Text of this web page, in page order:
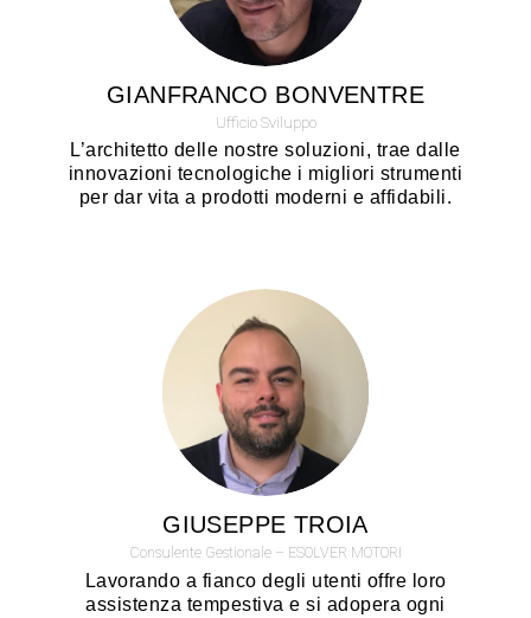
GIANFRANCO BONVENTRE
Ufficio Sviluppo
L’architetto delle nostre soluzioni, trae dalle
innovazioni tecnologiche i migliori strumenti
per dar vita a prodotti moderni e affidabili.
GIUSEPPE TROIA
Consulente Gestionale – ESOLVER MOTORI
Lavorando a fianco degli utenti offre loro
assistenza tempestiva e si adopera ogni